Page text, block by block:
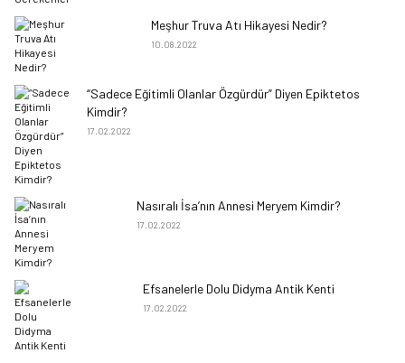
Meşhur Truva Atı Hikayesi Nedir?
10.08.2022
“Sadece Eğitimli Olanlar Özgürdür” Diyen Epiktetos
Kimdir?
17.02.2022
Nasıralı İsa’nın Annesi Meryem Kimdir?
17.02.2022
Efsanelerle Dolu Didyma Antik Kenti
17.02.2022